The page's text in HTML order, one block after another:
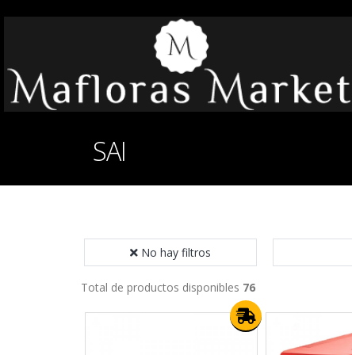
SAI
No hay filtros
Total de productos disponibles 76